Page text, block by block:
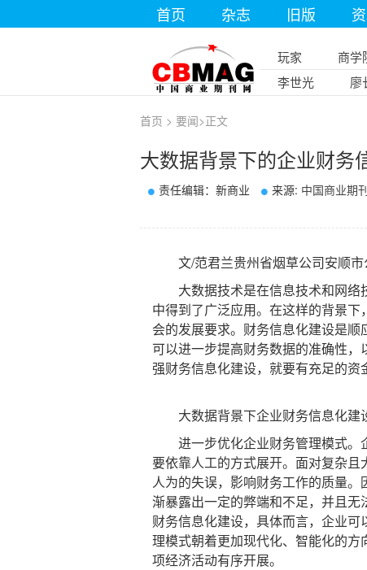
首页 杂志 旧版
玩家 商学
李世光
廖
首页 > 要闻>正文
大数据背景下的企业财务
责任编辑：新商业 来源: 中国商业期
文/范君兰贵州省烟草公司安顺市
大数据技术是在信息技术和网络
中得到了广泛应用。在这样的背景
会的发展要求。财务信息化建设是
可以进一步提高财务数据的准确性
强财务信息化建设，就要有充足的资
大数据背景下企业财务信息化建
进一步优化企业财务管理模式。
要依靠人工的方式展开。面对复杂
人为的失误，影响财务工作的质量
渐暴露出一定的弊端和不足，并且
财务信息化建设，具体而言，企业
理模式朝着更加现代化、智能化的
项经济活动有序开展。